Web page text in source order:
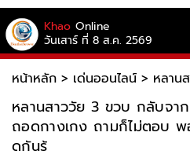
Khao Online
วันเสาร์ ที่ 8 ส.ค. 2569
หน้าหลัก > เด่นออนไลน์ > หลาน
หลานสาววัย 3 ขวบ กลับจา
ถอดกางเกง ถามก็ไม่ตอบ
ดกันร้